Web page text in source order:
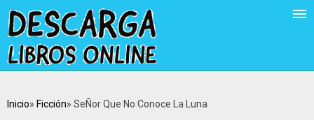
Inicio Ficción SeÑor Que No Conoce La Luna